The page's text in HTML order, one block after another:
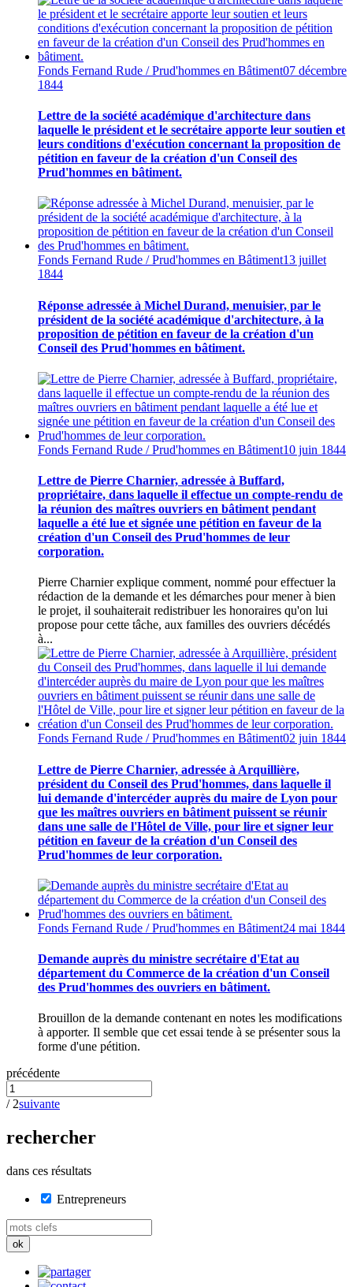
Fonds Fernand Rude / Prud'hommes en Bâtiment07 décembre
1844
Lettre de la société académique d'architecture dans
laquelle le président et le secrétaire apporte leur soutien et
leurs conditions d'exécution concernant la proposition de
pétition en faveur de la création d'un Conseil des
Prud'hommes en bâtiment.
Fonds Fernand Rude / Prud'hommes en Bâtiment13 juillet
1844
Réponse adressée à Michel Durand, menuisier, par le
président de la société académique d'architecture, à la
proposition de pétition en faveur de la création d'un
Conseil des Prud'hommes en bâtiment.
Fonds Fernand Rude / Prud'hommes en Bâtiment10 juin 1844
Lettre de Pierre Charnier, adressée à Buffard,
propriétaire, dans laquelle il effectue un compte-rendu de
la réunion des maîtres ouvriers en bâtiment pendant
laquelle a été lue et signée une pétition en faveur de la
création d'un Conseil des Prud'hommes de leur
corporation.
Pierre Charnier explique comment, nommé pour effectuer la
rédaction de la demande et les démarches pour mener à bien
le projet, il souhaiterait redistribuer les honoraires qu'on lui
propose pour cette tâche, aux familles des ouvriers décédés
à...
Fonds Fernand Rude / Prud'hommes en Bâtiment02 juin 1844
Lettre de Pierre Charnier, adressée à Arquillière,
président du Conseil des Prud'hommes, dans laquelle il
lui demande d'intercéder auprès du maire de Lyon pour
que les maîtres ouvriers en bâtiment puissent se réunir
dans une salle de l'Hôtel de Ville, pour lire et signer leur
pétition en faveur de la création d'un Conseil des
Prud'hommes de leur corporation.
Fonds Fernand Rude / Prud'hommes en Bâtiment24 mai 1844
Demande auprès du ministre secrétaire d'Etat au
département du Commerce de la création d'un Conseil
des Prud'hommes des ouvriers en bâtiment.
Brouillon de la demande contenant en notes les modifications
à apporter. Il semble que cet essai tende à se présenter sous la
forme d'une pétition.
précédente
/ 2suivante
rechercher
dans ces résultats
Entrepreneurs